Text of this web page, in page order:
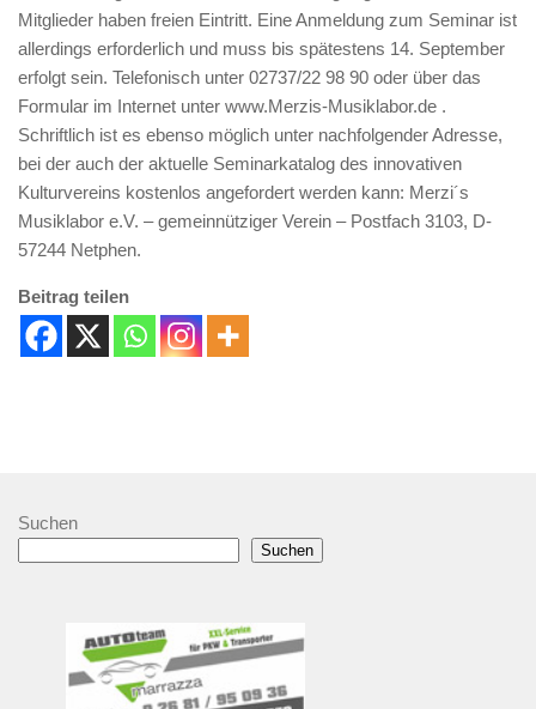
Mitglieder haben freien Eintritt. Eine Anmeldung zum Seminar ist
allerdings erforderlich und muss bis spätestens 14. September
erfolgt sein. Telefonisch unter 02737/22 98 90 oder über das
Formular im Internet unter www.Merzis-Musiklabor.de .
Schriftlich ist es ebenso möglich unter nachfolgender Adresse,
bei der auch der aktuelle Seminarkatalog des innovativen
Kulturvereins kostenlos angefordert werden kann: Merzi´s
Musiklabor e.V. – gemeinnütziger Verein – Postfach 3103, D-
57244 Netphen.
Beitrag teilen
Suchen
Suchen